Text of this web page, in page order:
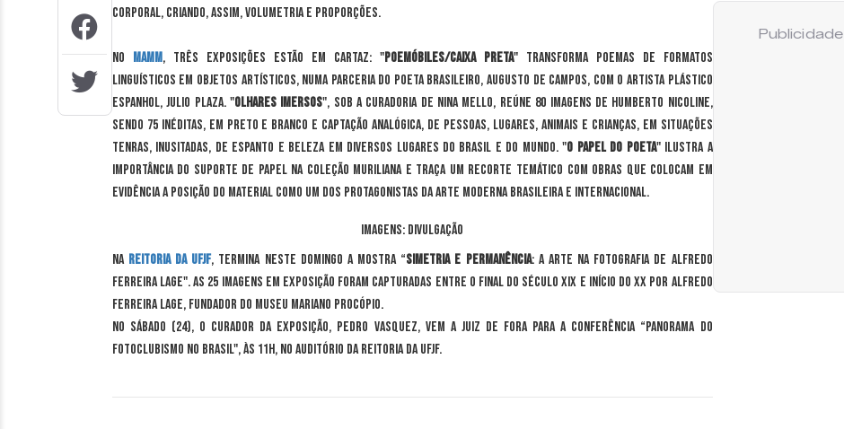
corporal, criando, assim, volumetria e proporções.
No Mamm, três exposições estão em cartaz: "Poemóbiles/Caixa Preta" transforma poemas de formatos
linguísticos em objetos artísticos, numa parceria do poeta brasileiro, Augusto de Campos, com o artista plástico
espanhol, Julio Plaza. "Olhares Imersos", sob a curadoria de Nina Mello, reúne 80 imagens de Humberto Nicoline,
sendo 75 inéditas, em preto e branco e captação analógica, de pessoas, lugares, animais e crianças, em situações
tenras, inusitadas, de espanto e beleza em diversos lugares do Brasil e do mundo. "O Papel do Poeta" ilustra a
importância do suporte de papel na coleção muriliana e traça um recorte temático com obras que colocam em
evidência a posição do material como um dos protagonistas da Arte Moderna brasileira e internacional.
Imagens: Divulgação
Na Reitoria da UFJF, termina neste domingo a mostra “Simetria e permanência: a arte na fotografia de Alfredo
Ferreira Lage". As 25 imagens em exposição foram capturadas entre o final do século XIX e início do XX por Alfredo
Ferreira Lage, fundador do Museu Mariano Procópio.
No sábado (24), o curador da exposição, Pedro Vasquez, vem a Juiz de Fora para a conferência “Panorama do
Fotoclubismo no Brasil", às 11h, no Auditório da Reitoria da UFJF.
Publicidade